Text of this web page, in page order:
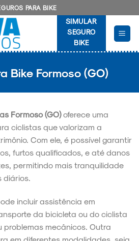
PARA BIKE
SIMULAR
SEGURO
BIKE
Bike Formoso (GO)
Formoso (GO)oferece uma
ciclistas que valorizam a
Com ele, é possível garantir
furtos qualificados, e até danos
permitindo mais tranquilidade
diários.
incluir assistência em
da bicicleta ou do ciclista
problemas mecânicos. Outra